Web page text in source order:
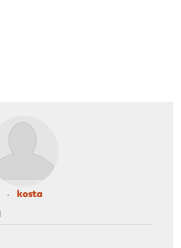
kosta